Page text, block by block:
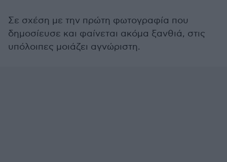
Σε σχέση με την πρώτη φωτογραφία που
δημοσίευσε και φαίνεται ακόμα ξανθιά, στις
υπόλοιπες μοιάζει αγνώριστη.